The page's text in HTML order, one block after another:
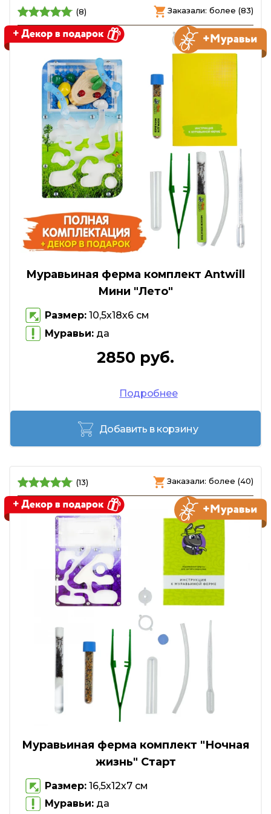
(8) Заказали: более (83)
Муравьиная ферма комплект Antwill
Мини "Лето"
Размер: 10,5х18х6 см
Муравьи: да
2850 руб.
Подробнее
Добавить в корзину
(13) Заказали: более (40)
Муравьиная ферма комплект "Ночная
жизнь" Старт
Размер: 16,5х12х7 см
Муравьи: да